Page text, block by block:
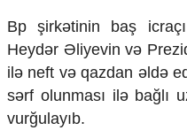
Sağlamlıq
Sosium
Mənəvi dəyərlər
Texnologiya
Mətbuat-150
Bp şirkətinin baş
Heydər Əliyevin və
ilə neft və qazdan əldə
sərf olunması ilə bağlı
vurğulayıb.